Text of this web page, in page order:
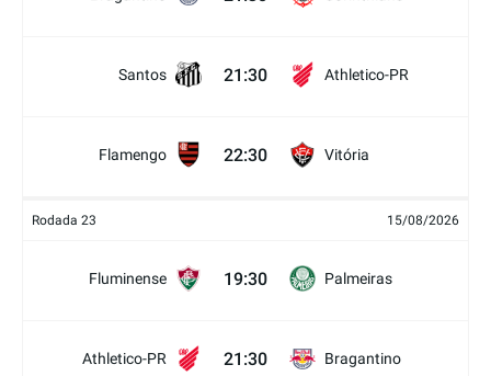
Santos 21:30 Athletico-PR
Flamengo 22:30 Vitória
Rodada 23 15/08/2026
Fluminense 19:30 Palmeiras
Athletico-PR 21:30 Bragantino